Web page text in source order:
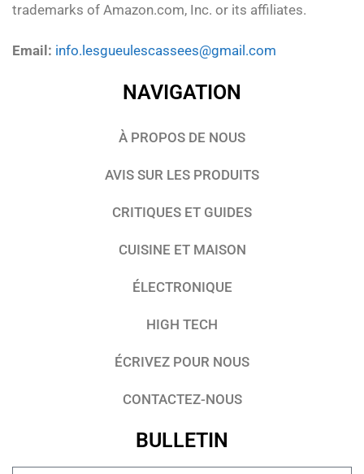
trademarks of Amazon.com, Inc. or its affiliates.
Email: info.lesgueulescassees@gmail.com
NAVIGATION
À PROPOS DE NOUS
AVIS SUR LES PRODUITS
CRITIQUES ET GUIDES
CUISINE ET MAISON
ÉLECTRONIQUE
HIGH TECH
ÉCRIVEZ POUR NOUS
CONTACTEZ-NOUS
BULLETIN